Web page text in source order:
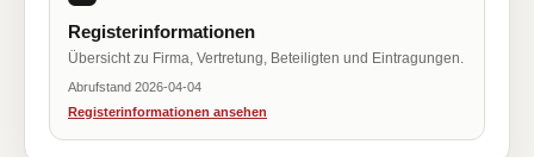
Registerinformationen
Übersicht zu Firma, Vertretung, Beteiligten und Eintragungen.
Abrufstand 2026-04-04
Registerinformationen ansehen